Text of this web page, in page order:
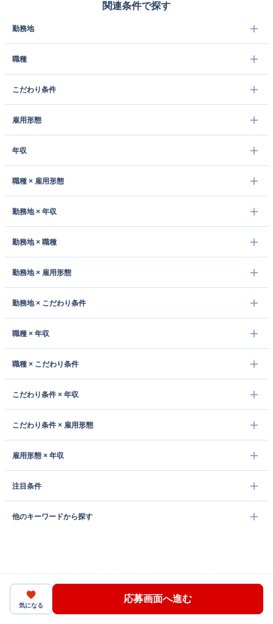
関連条件で探す
勤務地
職種
こだわり条件
雇用形態
年収
職種 × 雇用形態
勤務地 × 年収
勤務地 × 職種
勤務地 × 雇用形態
勤務地 × こだわり条件
職種 × 年収
職種 × こだわり条件
こだわり条件 × 年収
こだわり条件 × 雇用形態
雇用形態 × 年収
注目条件
他のキーワードから探す
気になる
応募画面へ進む